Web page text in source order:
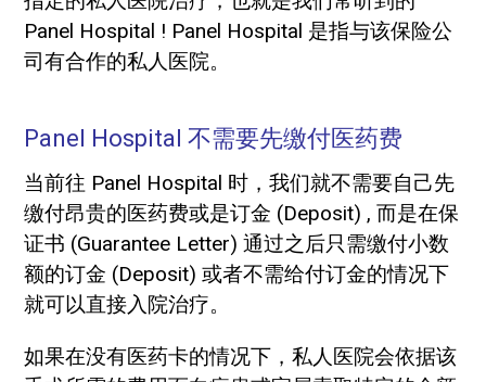
Panel Hospital ! Panel Hospital 是指与该保险公
司有合作的私人医院。
Panel Hospital 不需要先缴付医药费
当前往 Panel Hospital 时，我们就不需要自己先
缴付昂贵的医药费或是订金 (Deposit) , 而是在保
证书 (Guarantee Letter) 通过之后只需缴付小数
额的订金 (Deposit) 或者不需给付订金的情况下
就可以直接入院治疗。
如果在没有医药卡的情况下，私人医院会依据该